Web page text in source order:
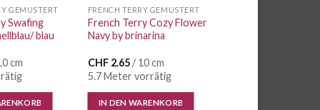
GEMUSTERT
Swafing
blau
cm
FRENCH TERRY GEMUSTERT
French Terry Cozy Flower
Navy by brinarina
CHF2.65/ 10 cm
5.7 Meter vorrätig
IN DEN WARENKORB